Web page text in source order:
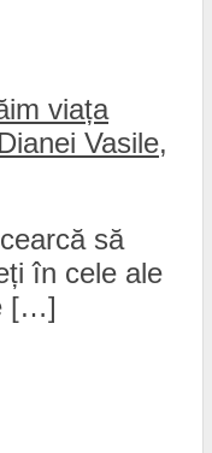
viața
Vasile,
să
în cele ale
[…]